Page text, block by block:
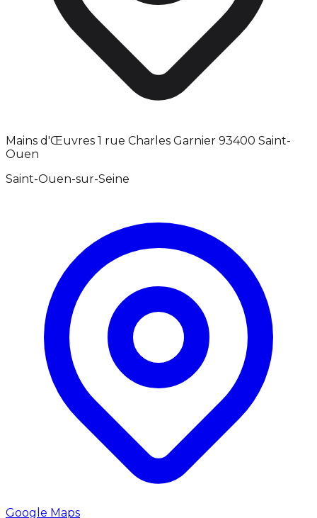
Mains d'Œuvres 1 rue Charles Garnier 93400 Saint-
Ouen
Saint-Ouen-sur-Seine
Google Maps